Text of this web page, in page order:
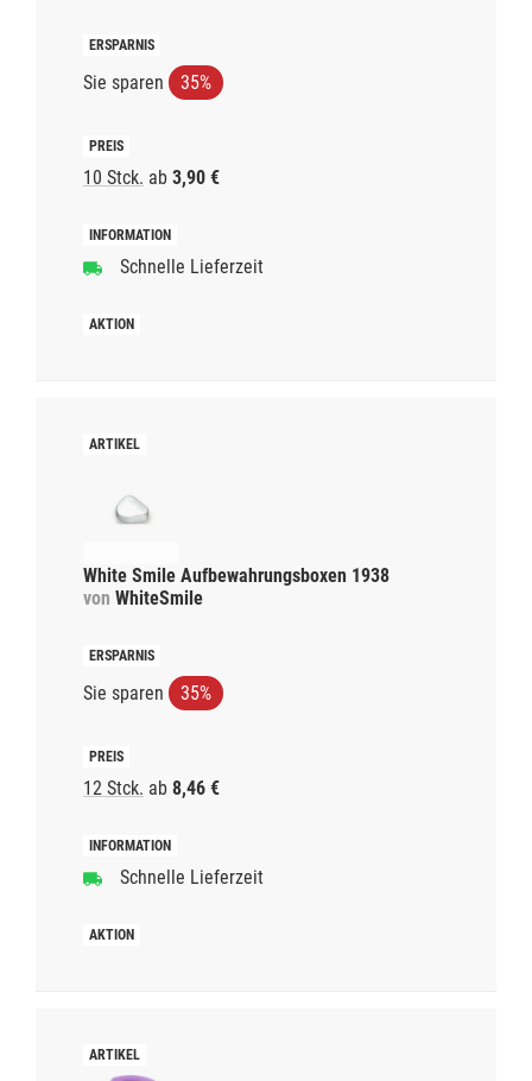
Sie sparen 35%
10 Stck. ab 3,90 €
Schnelle Lieferzeit
White Smile Aufbewahrungsboxen 1938
von WhiteSmile
Sie sparen 35%
12 Stck. ab 8,46 €
Schnelle Lieferzeit